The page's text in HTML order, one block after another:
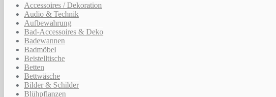
Accessoires / Dekoration
Audio & Technik
Aufbewahrung
Bad-Accessoires & Deko
Badewannen
Badmöbel
Beistelltische
Betten
Bettwäsche
Bilder & Schilder
Blühpflanzen